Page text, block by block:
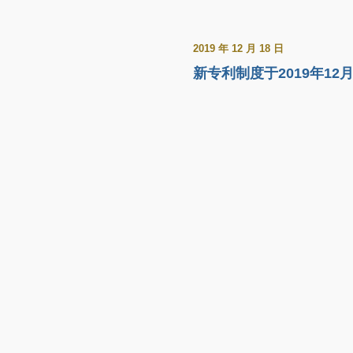
2019 年 12 月 18 日
新专利制度于2019年12